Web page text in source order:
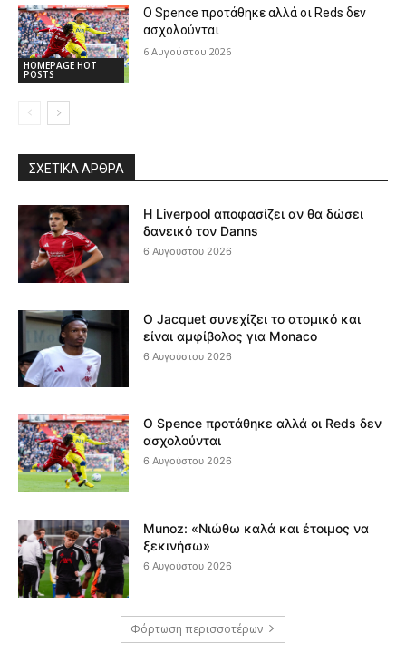
HOMEPAGE HOT
POSTS
Ο Spence προτάθηκε αλλά οι Reds δεν
ασχολούνται
6 Αυγούστου 2026
ΣΧΕΤΙΚΆ ΆΡΘΡΑ
Η Liverpool αποφασίζει αν θα δώσει
δανεικό τον Danns
6 Αυγούστου 2026
Ο Jacquet συνεχίζει το ατομικό και
είναι αμφίβολος για Monaco
6 Αυγούστου 2026
Ο Spence προτάθηκε αλλά οι Reds δεν
ασχολούνται
6 Αυγούστου 2026
Munoz: «Νιώθω καλά και έτοιμος να
ξεκινήσω»
6 Αυγούστου 2026
Φόρτωση περισσοτέρων